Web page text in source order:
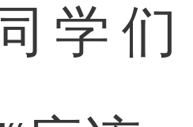
学